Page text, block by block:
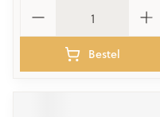
Bestel